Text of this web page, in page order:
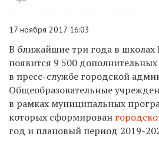
17 ноября 2017 16:03
В ближайшие три года в школах
появится 9 500
в пресс-службе городской
Общеобразовательные
в рамках муниципальных
которых сформирован
год и плановый период 2019-